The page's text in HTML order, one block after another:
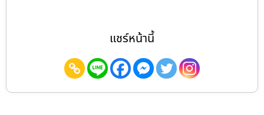
แชร์หน้านี้